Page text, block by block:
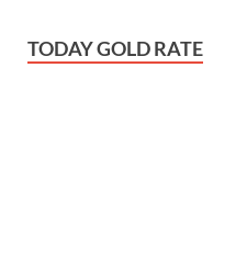
TODAY GOLD RATE